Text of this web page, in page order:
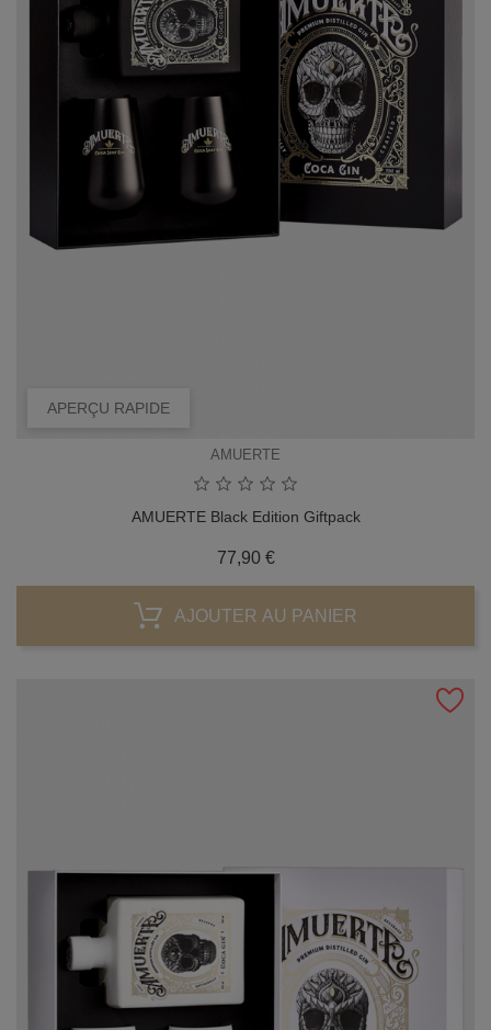
APERÇU RAPIDE
AMUERTE
AMUERTE Black Edition Giftpack
77,90 €Prix
AJOUTER AU PANIER